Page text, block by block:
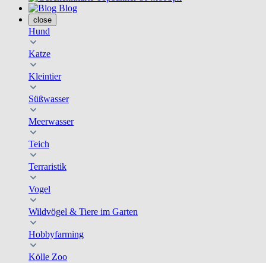
Blog
close
Hund
Katze
Kleintier
Süßwasser
Meerwasser
Teich
Terraristik
Vogel
Wildvögel & Tiere im Garten
Hobbyfarming
Kölle Zoo